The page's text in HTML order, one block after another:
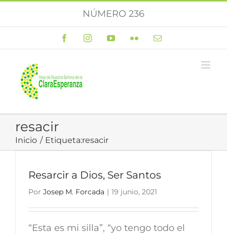
NÚMERO 236
FacebookInstagramYouTubeFlickr Correo
resacir
Inicio Etiqueta:resacir
Resarcir a Dios, Ser Santos
Por Josep M. Forcada | 19 junio, 2021
“Esta es mi silla”, “yo tengo todo el